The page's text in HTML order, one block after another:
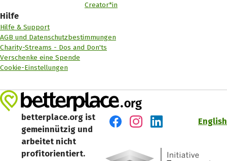
Creator*in
Hilfe
Hilfe & Support
AGB und Datenschutzbestimmungen
Charity-Streams - Dos and Don'ts
Verschenke eine Spende
Cookie-Einstellungen
betterplace.org ist
gemeinnützig und
arbeitet nicht
profitorientiert.
English